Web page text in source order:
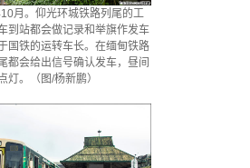
月。仰光环城铁路列尾的工
到站都会做记录和举旗作发车
国铁的运转车长。在缅甸铁路
都会给出信号确认发车，昼间
灯。（图/杨新鹏）